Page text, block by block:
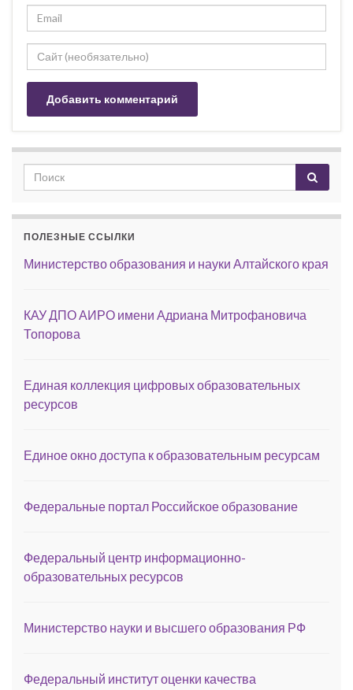
ПОЛЕЗНЫЕ ССЫЛКИ
Министерство образования и науки Алтайского края
КАУ ДПО АИРО имени Адриана Митрофановича
Топорова
Единая коллекция цифровых образовательных
ресурсов
Единое окно доступа к образовательным ресурсам
Федеральные портал Российское образование
Федеральный центр информационно-
образовательных ресурсов
Министерство науки и высшего образования РФ
Федеральный институт оценки качества